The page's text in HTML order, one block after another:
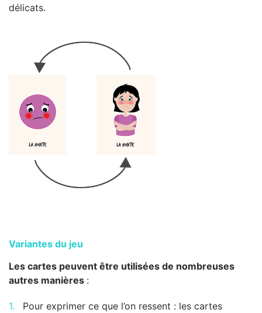
délicats.
Variantes du jeu
Les cartes peuvent être utilisées de nombreuses
autres manières :
Pour exprimer ce que l’on ressent : les cartes